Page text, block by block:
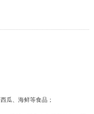
瓜、海鲜等食品；